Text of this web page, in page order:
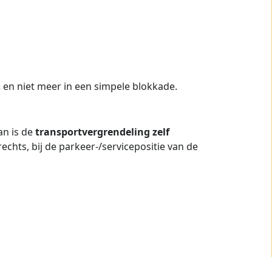
niet meer in een simpele blokkade.
is detransportvergrendeling zelf
bij de parkeer-/servicepositie van de